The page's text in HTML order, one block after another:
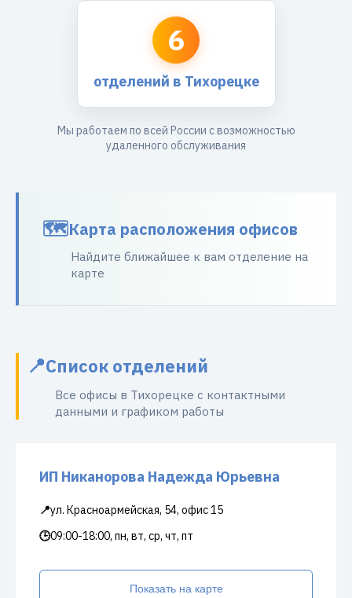
6
отделений в Тихорецке
Мы работаем по всей России с возможностью
удаленного обслуживания
Карта расположения офисов
Найдите ближайшее к вам отделение на
карте
Список отделений
Все офисы в Тихорецке с контактными
данными и графиком работы
ИП Никанорова Надежда Юрьевна
📍ул. Красноармейская, 54, офис 15
🕒09:00-18:00, пн, вт, ср, чт, пт
Показать на карте